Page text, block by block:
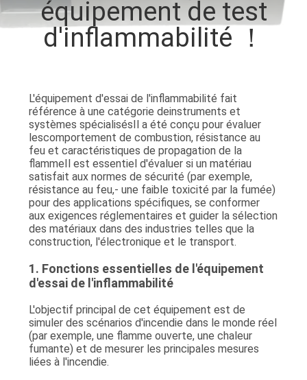
VISITE
CONTACTEZ-
NOUS
NOUVELLES
DEMANDEZ
UNE
CITATION
PLAN
SITE
équipement de test
d'inflammabilité ！
L'équipement d'essai de l'inflammabilité fait
référence à une catégorie deinstruments et
systèmes spécialisésIl a été conçu pour évaluer
lescomportement de combustion, résistance au
feu et caractéristiques de propagation de la
flammeIl est essentiel d'évaluer si un matériau
satisfait aux normes de sécurité (par exemple,
résistance au feu,- une faible toxicité par la fumée)
pour des applications spécifiques, se conformer
aux exigences réglementaires et guider la sélection
des matériaux dans des industries telles que la
construction, l'électronique et le transport.
1. Fonctions essentielles de l'équipement
d'essai de l'inflammabilité
L'objectif principal de cet équipement est de
simuler des scénarios d'incendie dans le monde réel
(par exemple, une flamme ouverte, une chaleur
fumante) et de mesurer les principales mesures
liées à l'incendie.